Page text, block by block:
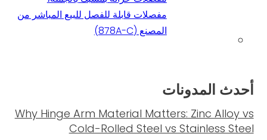
مفصلات قابلة للفصل للبيع المباشر من
المصنع (878A-C)
أحدث المدونات
Why Hinge Arm Material Matters: Zinc Alloy vs
Cold-Rolled Steel vs Stainless Steel